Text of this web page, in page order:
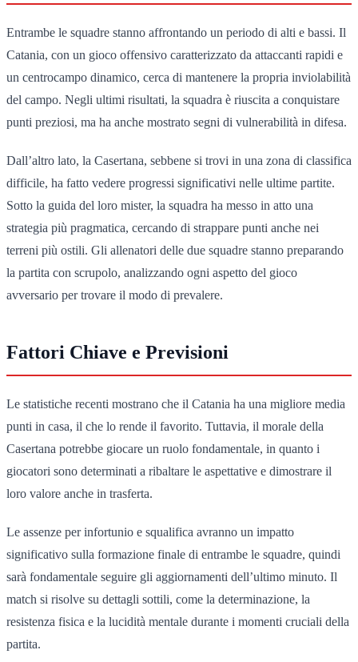
Entrambe le squadre stanno affrontando un periodo di alti e bassi. Il
Catania, con un gioco offensivo caratterizzato da attaccanti rapidi e
un centrocampo dinamico, cerca di mantenere la propria inviolabilità
del campo. Negli ultimi risultati, la squadra è riuscita a conquistare
punti preziosi, ma ha anche mostrato segni di vulnerabilità in difesa.
Dall’altro lato, la Casertana, sebbene si trovi in una zona di classifica
difficile, ha fatto vedere progressi significativi nelle ultime partite.
Sotto la guida del loro mister, la squadra ha messo in atto una
strategia più pragmatica, cercando di strappare punti anche nei
terreni più ostili. Gli allenatori delle due squadre stanno preparando
la partita con scrupolo, analizzando ogni aspetto del gioco
avversario per trovare il modo di prevalere.
Fattori Chiave e Previsioni
Le statistiche recenti mostrano che il Catania ha una migliore media
punti in casa, il che lo rende il favorito. Tuttavia, il morale della
Casertana potrebbe giocare un ruolo fondamentale, in quanto i
giocatori sono determinati a ribaltare le aspettative e dimostrare il
loro valore anche in trasferta.
Le assenze per infortunio e squalifica avranno un impatto
significativo sulla formazione finale di entrambe le squadre, quindi
sarà fondamentale seguire gli aggiornamenti dell’ultimo minuto. Il
match si risolve su dettagli sottili, come la determinazione, la
resistenza fisica e la lucidità mentale durante i momenti cruciali della
partita.